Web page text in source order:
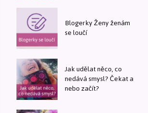
Blogerky Ženy ženám
se loučí
Jak udělat něco, co
nedává smysl? Čekat a
nebo začít?